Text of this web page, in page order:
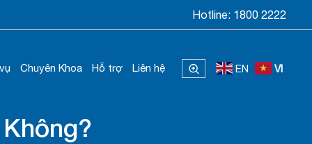
Hotline: 1800 2222
Chuyên Khoa Hỗ trợ Liên hệ EN VI